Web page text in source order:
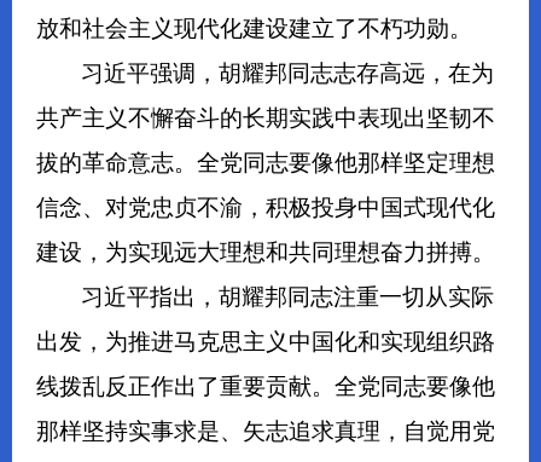
放和社会主义现代化建设建立了不朽功勋。
习近平强调，胡耀邦同志志存高远，在为
共产主义不懈奋斗的长期实践中表现出坚韧不
拔的革命意志。全党同志要像他那样坚定理想
信念、对党忠贞不渝，积极投身中国式现代化
建设，为实现远大理想和共同理想奋力拼搏。
习近平指出，胡耀邦同志注重一切从实际
出发，为推进马克思主义中国化和实现组织路
线拨乱反正作出了重要贡献。全党同志要像他
那样坚持实事求是、矢志追求真理，自觉用党